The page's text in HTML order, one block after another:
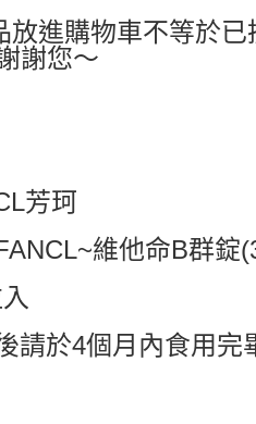
放進購物車不等於
謝您～
芳珂
維他命B群錠
請於4個月內食用完